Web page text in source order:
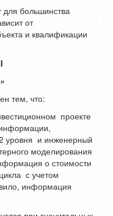
для большинства
от
и квалификации
тем, что:
проекте
уровня и инженерный
моделирования
о стоимости
с учетом
информация